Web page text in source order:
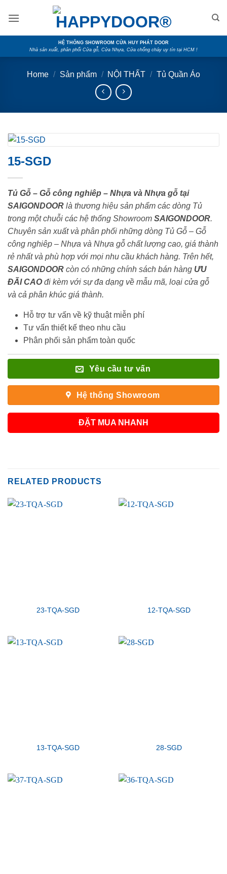
HỆ THỐNG SHOWROOM CỬA HUY PHÁT DOOR
Nhà sản xuất, phân phối Cửa gỗ, Cửa Nhựa, Cửa chống cháy uy tín tại HCM !
Home / Sản phẩm / NỘI THẤT / Tủ Quần Áo
15-SGD
Tủ Gỗ – Gỗ công nghiêp – Nhựa và Nhựa gỗ tại
SAIGONDOOR là thương hiệu sản phẩm các dòng Tủ
trong một chuỗi các hệ thống Showroom SAIGONDOOR.
Chuyên sản xuất và phân phối những dòng Tủ Gỗ – Gỗ
công nghiêp – Nhựa và Nhựa gỗ chất lượng cao, giá thành
rẻ nhất và phù hợp với mọi nhu cầu khách hàng. Trên hết,
SAIGONDOOR còn có những chính sách bán hàng ƯU
ĐÃI CAOđi kèm với sự đa dạng về mẫu mã, loại cửa gỗ
và cả phân khúc giá thành.
Hỗ trợ tư vấn về kỹ thuật miễn phí
Tư vấn thiết kế theo nhu cầu
Phân phối sản phẩm toàn quốc
Yêu cầu tư vấn
Hệ thống Showroom
ĐẶT MUA NHANH
RELATED PRODUCTS
23-TQA-SGD 12-TQA-SGD
13-TQA-SGD 28-SGD